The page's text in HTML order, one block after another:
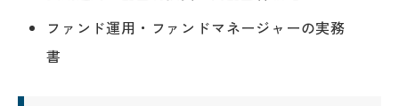
ファンド運用・ファンドマネージャーの実務
書